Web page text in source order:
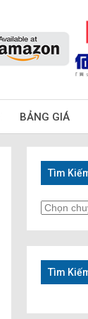
BẢNG GIÁ
Tìm
Tìm
Tìm